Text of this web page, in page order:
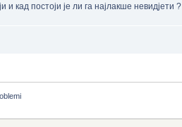
и кад постоји је ли га најлакше невидјети ?